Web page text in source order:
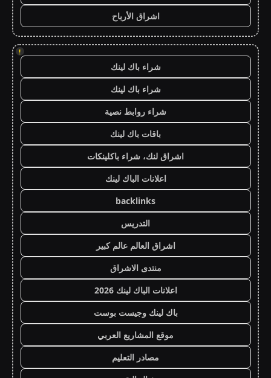
اشراق الأرباح
!
شراء باك لينك
شراء باك لينك
شراء روابط نصية
باقات باك لينك
اشراق لنك، شراء باكلينكات
اعلانات الباك لينك
backlinks
التدريس
اشراق العالم عالم كبير
منتدى الاشراق
اعلانات الباك لينك 2026
باك لينك وجيست بوست
موقع المشاريع العربي
مصادر التعليم